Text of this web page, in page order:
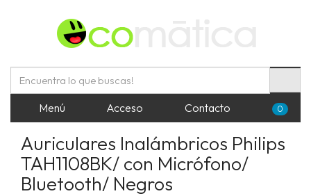
Menú Acceso Contacto 0
Auriculares Inalámbricos Philips
TAH1108BK/ con Micrófono/
Bluetooth/ Negros